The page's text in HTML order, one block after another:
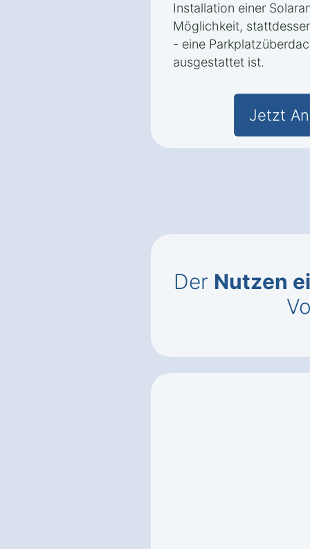
Installation einer
Möglichkeit,
- eine
ausgestattet ist.
Jetzt
Der Nutzen